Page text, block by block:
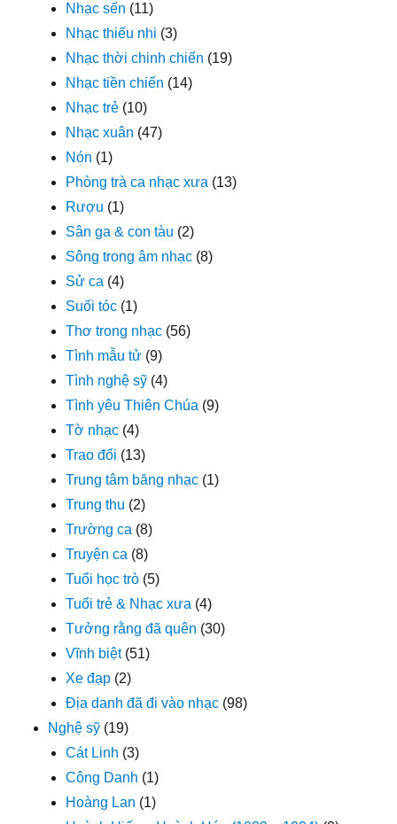
Nhạc sến (11)
Nhạc thiếu nhi (3)
Nhạc thời chinh chiến (19)
Nhạc tiền chiến (14)
Nhạc trẻ (10)
Nhạc xuân (47)
Nón (1)
Phòng trà ca nhạc xưa (13)
Rượu (1)
Sân ga & con tàu (2)
Sông trong âm nhạc (8)
Sử ca (4)
Suối tóc (1)
Thơ trong nhạc (56)
Tình mẫu tử (9)
Tình nghệ sỹ (4)
Tình yêu Thiên Chúa (9)
Tờ nhạc (4)
Trao đổi (13)
Trung tâm băng nhạc (1)
Trung thu (2)
Trường ca (8)
Truyện ca (8)
Tuổi học trò (5)
Tuổi trẻ & Nhạc xưa (4)
Tưởng rằng đã quên (30)
Vĩnh biệt(51)
Xe đạp (2)
Địa danh đã đi vào nhạc (98)
Nghệ sỹ (19)
Cát Linh (3)
Công Danh (1)
Hoàng Lan (1)